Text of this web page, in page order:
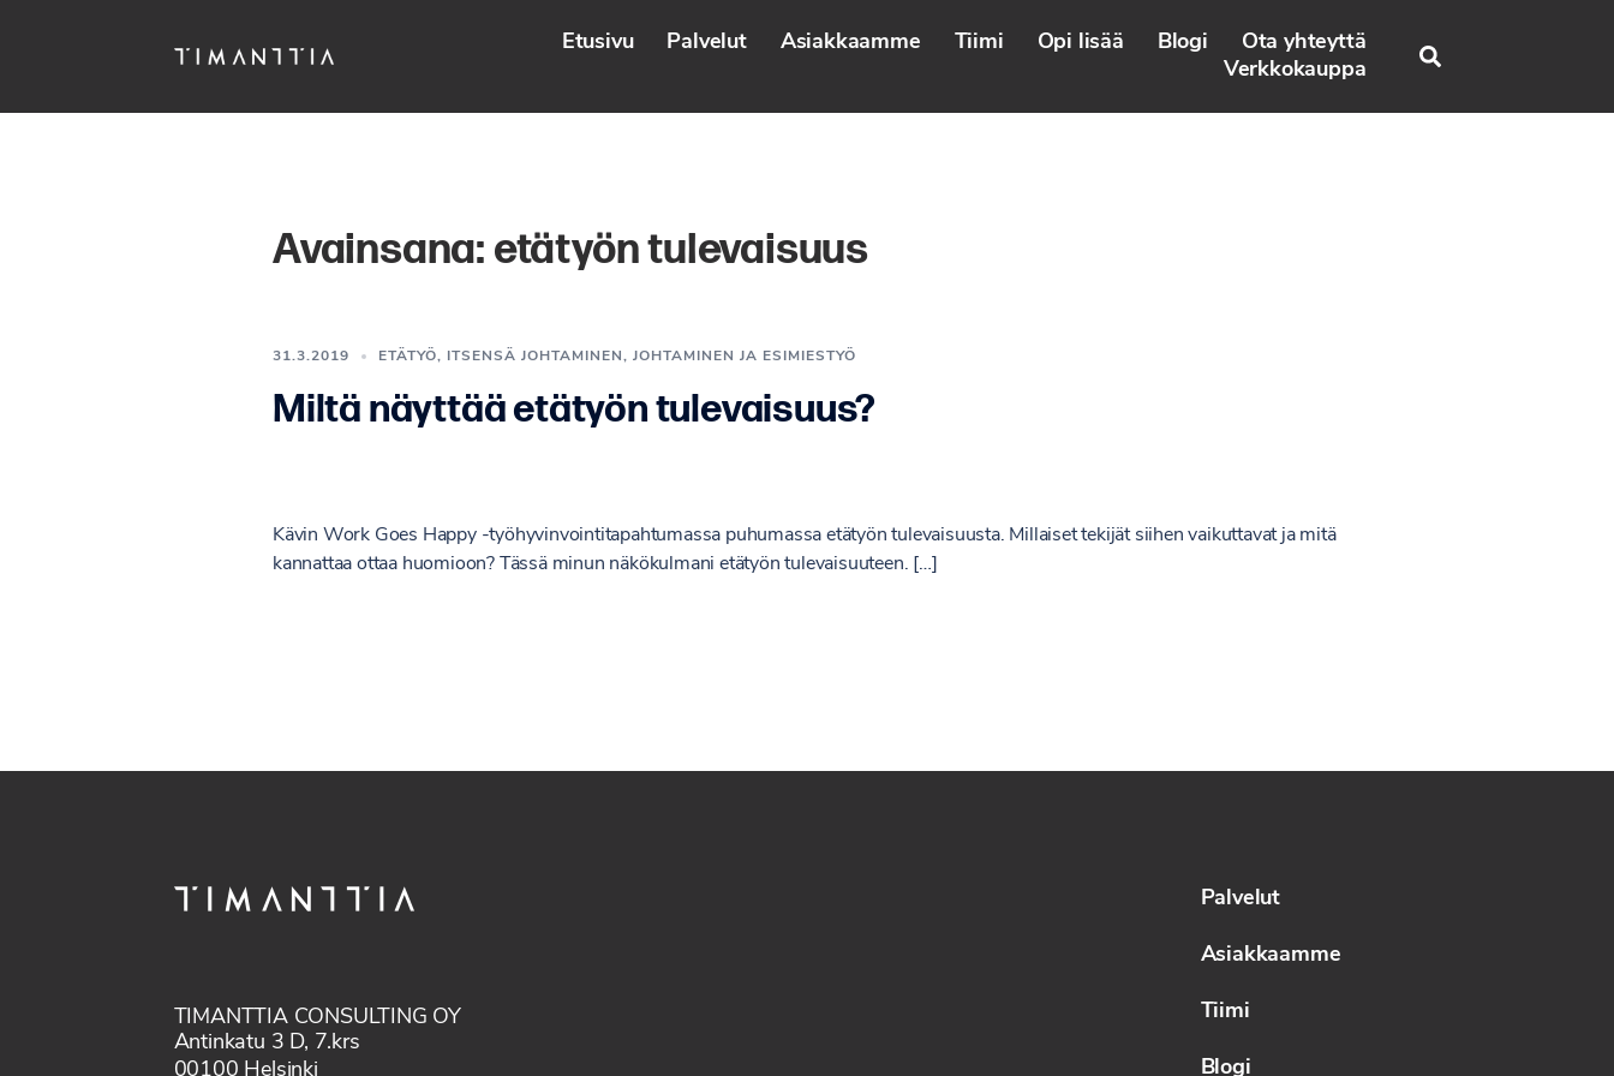
Etusivu Palvelut Asiakkaamme Tiimi Opi lisää Blogi
Ota yhteyttä
Verkkokauppa
Search
Avainsana: etätyön tulevaisuus
31.3.2019 ETÄTYÖ, ITSENSÄ JOHTAMINEN , JOHTAMINEN JA ESIMIESTYÖ
Miltä näyttää etätyön tulevaisuus?
Kävin Work Goes Happy -työhyvinvointitapahtumassa puhumassa etätyön tulevaisuusta. Millaiset tekijät siihen vaikuttavat ja mitä
kannattaa ottaa huomioon? Tässä minun näkökulmani etätyön tulevaisuuteen. […]
TIMANTTIA CONSULTING OY
Antinkatu 3 D, 7.krs
00100 Helsinki
Palvelut
Asiakkaamme
Tiimi
Blogi